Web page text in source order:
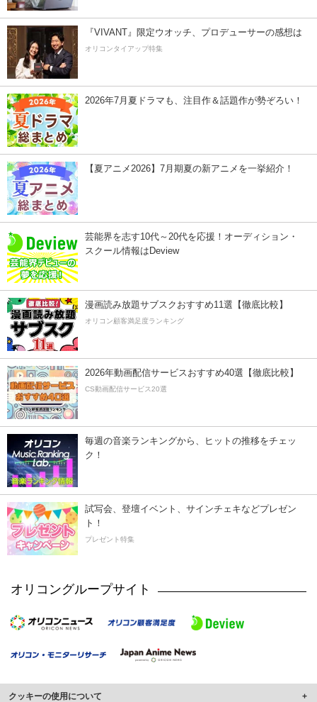
『VIVANT』限定ウオッチ、プロデューサーの感想は
オリコンタイアップ特集
2026年7月夏ドラマも、注目作＆話題作が勢ぞろい！
【夏アニメ2026】7月期夏の新アニメを一挙紹介！
芸能界を志す10代～20代を応援！オーディション・
スクール情報はDeview
漫画読み放題サブスクおすすめ11選【徹底比較】
オリコン顧客満足度ランキング
2026年動画配信サービスおすすめ40選【徹底比較】
CS動画配信サービス20選
毎週の音楽ランキングから、ヒットの推移をチェッ
ク！
試写会、登壇イベント、サインチェキなどプレゼン
ト！
プレゼント特集
オリコングループサイト
クッキーの使用について